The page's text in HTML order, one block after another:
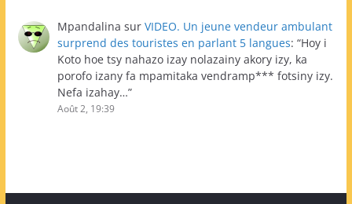
Mpandalina sur VIDEO. Un jeune vendeur ambulant
surprend des touristes en parlant 5 langues: “Hoy i
Koto hoe tsy nahazo izay nolazainy akory izy, ka
porofo izany fa mpamitaka vendramp*** fotsiny izy.
Nefa izahay…”
Août 2, 19:39